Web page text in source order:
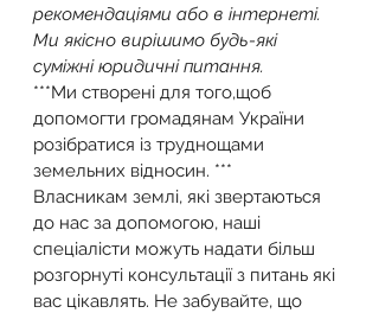
рекомендаціями або в інтернеті.
Ми якісно вирішимо будь-які
суміжні юридичні питання.
***Ми створені для того,щоб
допомогти громадянам України
розібратися із труднощами
земельних відносин. ***
Власникам землі, які звертаються
до нас за допомогою, наші
спеціалісти можуть надати більш
розгорнуті консультації з питань які
вас цікавлять. Не забувайте, що